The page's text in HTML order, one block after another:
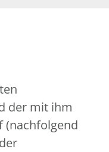
der mit ihm
(nachfolgend